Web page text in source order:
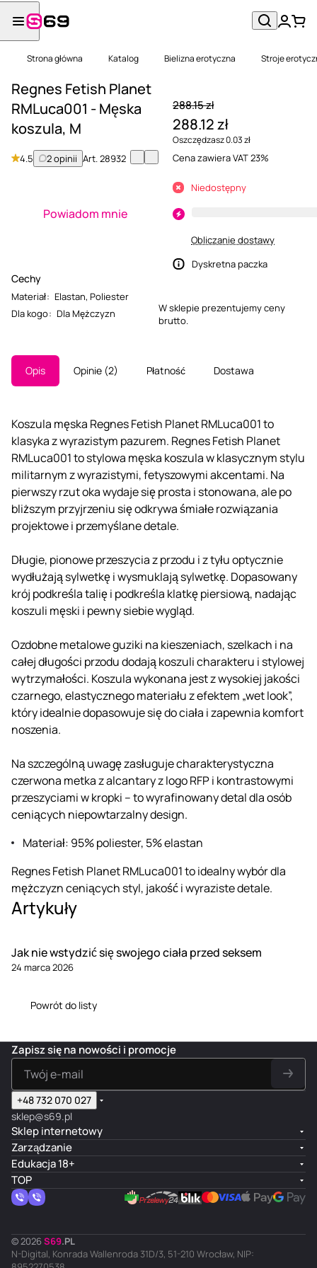
Strona główna Katalog Bielizna erotyczna Stroje
Regnes Fetish Planet
RMLuca001 - Męska
koszula, M
4.5 2 opinii Art.28932
Powiadom mnie
Cechy
Materiał: Elastan, Poliester
Dla kogo: Dla Mężczyzn
288.15 zł
288.12 zł
Oszczędzasz 0.03 zł
Cena zawiera VAT 23%
Niedostępny
Obliczanie dostawy
Dyskretna paczka
W sklepie prezentujemy ceny
brutto.
Opis Opinie 2 Płatność Dostawa
Koszula męska Regnes Fetish Planet RMLuca001 to
klasyka z wyrazistym pazurem. Regnes Fetish Planet
RMLuca001 to stylowa męska koszula w klasycznym stylu
militarnym z wyrazistymi, fetyszowymi akcentami. Na
pierwszy rzut oka wydaje się prosta i stonowana, ale po
bliższym przyjrzeniu się odkrywa śmiałe rozwiązania
projektowe i przemyślane detale.
Długie, pionowe przeszycia z przodu i z tyłu optycznie
wydłużają sylwetkę i wysmuklają sylwetkę. Dopasowany
krój podkreśla talię i podkreśla klatkę piersiową, nadając
koszuli męski i pewny siebie wygląd.
Ozdobne metalowe guziki na kieszeniach, szelkach i na
całej długości przodu dodają koszuli charakteru i stylowej
wytrzymałości. Koszula wykonana jest z wysokiej jakości
czarnego, elastycznego materiału z efektem „wet look”,
który idealnie dopasowuje się do ciała i zapewnia komfort
noszenia.
Na szczególną uwagę zasługuje charakterystyczna
czerwona metka z alcantary z logo RFP i kontrastowymi
przeszyciami w kropki – to wyrafinowany detal dla osób
ceniących niepowtarzalny design.
Materiał: 95% poliester, 5% elastan
Regnes Fetish Planet RMLuca001 to idealny wybór dla
mężczyzn ceniących styl, jakość i wyraziste detale.
Artykuły
Jak nie wstydzić się swojego ciała przed seksem
24 marca 2026
Powrót do listy
Zapisz się na nowości i promocje
+48 732 070 027
sklep@s69.pl
Sklep internetowy
Zarządzanie
Edukacja 18+
TOP
© 2026 S69.PL
N-Digital, Konrada Wallenroda 31D/3, 51-210 Wrocław, NIP: